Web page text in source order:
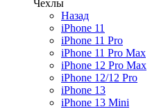
Чехлы
Назад
iPhone 11
iPhone 11 Pro
iPhone 11 Pro Max
iPhone 12 Pro Max
iPhone 12/12 Pro
iPhone 13
iPhone 13 Mini